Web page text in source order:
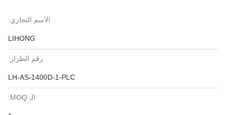
الاسم التجاري:
LIHONG
رقم الطراز:
LH-AS-1400D-1-PLC
الـ MOQ: